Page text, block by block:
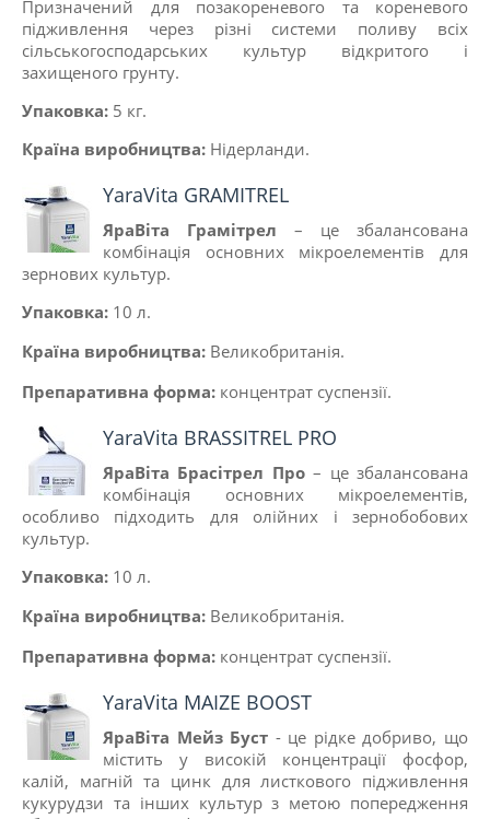
Призначений для позакореневого та кореневого
підживлення через різні системи поливу всіх
сільськогосподарських культур відкритого і
захищеного грунту.
Упаковка: 5 кг.
Країна виробництва: Нiдерланди.
YaraVita GRAMITREL
ЯраВіта Грамітрел – це збалансована
комбінація основних мікроелементів для
зернових культур.
Упаковка: 10 л.
Країна виробництва: Великобританiя.
Препаративна форма: концентрат суспензії.
YaraVita BRASSITREL PRO
ЯраВіта Брасітрел Про– це збалансована
комбінація основних мікроелементів,
особливо підходить для олійних і зернобобових
культур.
Упаковка: 10 л.
Країна виробництва: Великобританiя.
Препаративна форма: концентрат суспензії.
YaraVita MAIZE BOOST
ЯраВіта Мейз Буст - це рідке добриво, що
містить у високій концентрації фосфор,
калій, магній та цинк для листкового підживлення
кукурудзи та інших культур з метою попередження